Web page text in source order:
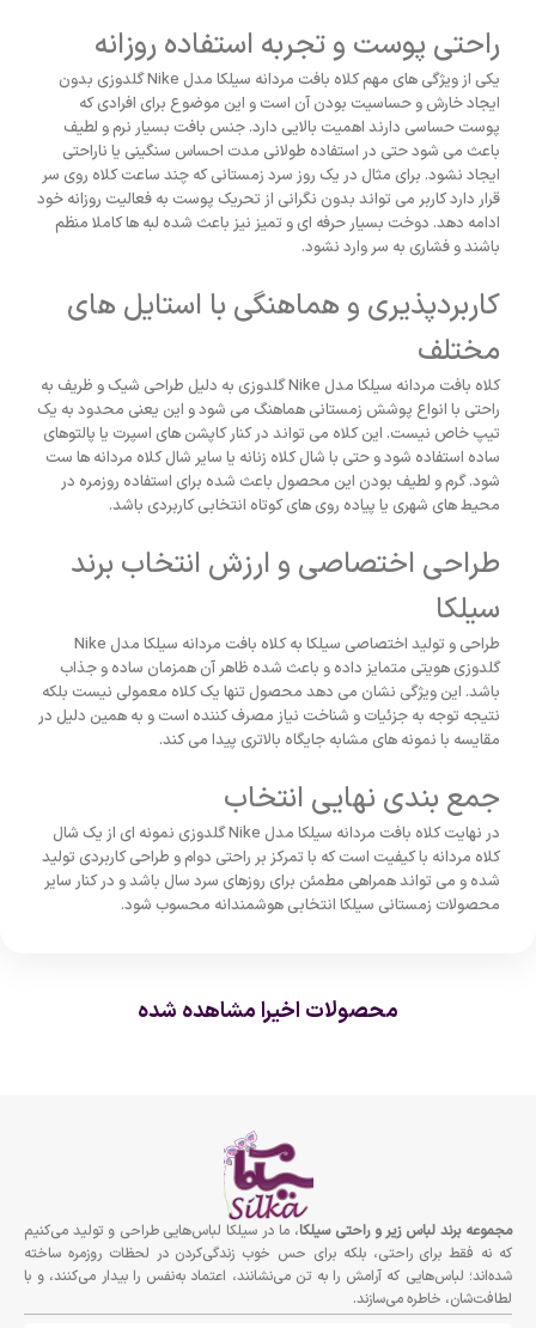
راحتی پوست و تجربه استفاده روزانه
یکی از ویژگی های مهم کلاه بافت مردانه سیلکا مدل Nike گلدوزی بدون
ایجاد خارش و حساسیت بودن آن است و این موضوع برای افرادی که
پوست حساسی دارند اهمیت بالایی دارد. جنس بافت بسیار نرم و لطیف
باعث می شود حتی در استفاده طولانی مدت احساس سنگینی یا ناراحتی
ایجاد نشود. برای مثال در یک روز سرد زمستانی که چند ساعت کلاه روی سر
قرار دارد کاربر می تواند بدون نگرانی از تحریک پوست به فعالیت روزانه خود
ادامه دهد. دوخت بسیار حرفه ای و تمیز نیز باعث شده لبه ها کاملا منظم
باشند و فشاری به سر وارد نشود.
کاربردپذیری و هماهنگی با استایل های
مختلف
کلاه بافت مردانه سیلکا مدل Nike گلدوزی به دلیل طراحی شیک و ظریف به
راحتی با انواع پوشش زمستانی هماهنگ می شود و این یعنی محدود به یک
تیپ خاص نیست. این کلاه می تواند در کنار کاپشن های اسپرت یا پالتوهای
ساده استفاده شود و حتی با شال کلاه زنانه یا سایر شال کلاه مردانه ها ست
شود. گرم و لطیف بودن این محصول باعث شده برای استفاده روزمره در
محیط های شهری یا پیاده روی های کوتاه انتخابی کاربردی باشد.
طراحی اختصاصی و ارزش انتخاب برند
سیلکا
طراحی و تولید اختصاصی سیلکا به کلاه بافت مردانه سیلکا مدل Nike
گلدوزی هویتی متمایز داده و باعث شده ظاهر آن همزمان ساده و جذاب
باشد. این ویژگی نشان می دهد محصول تنها یک کلاه معمولی نیست بلکه
نتیجه توجه به جزئیات و شناخت نیاز مصرف کننده است و به همین دلیل در
مقایسه با نمونه های مشابه جایگاه بالاتری پیدا می کند.
جمع بندی نهایی انتخاب
در نهایت کلاه بافت مردانه سیلکا مدل Nike گلدوزی نمونه ای از یک شال
کلاه مردانه با کیفیت است که با تمرکز بر راحتی دوام و طراحی کاربردی تولید
شده و می تواند همراهی مطمئن برای روزهای سرد سال باشد و در کنار سایر
محصولات زمستانی سیلکا انتخابی هوشمندانه محسوب شود.
محصولات اخیرا مشاهده شده
مجموعه برند لباس زير و راحتى سيلكا، ما در سیلکا لباس‌هایی طراحی و تولید می‌کنیم
که نه فقط برای راحتی، بلکه برای حس خوب زندگی‌کردن در لحظات روزمره ساخته
شده‌اند؛ لباس‌هایی که آرامش را به تن می‌نشانند، اعتماد به‌نفس را بیدار می‌کنند، و با
لطافت‌شان، خاطره می‌سازند.